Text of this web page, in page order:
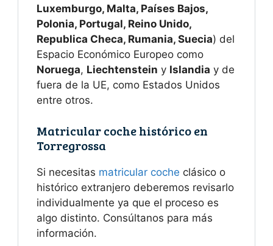
Luxemburgo, Malta, Países Bajos,
Polonia, Portugal, Reino Unido,
Republica Checa, Rumania, Suecia) del
Espacio Económico Europeo como
Noruega, Liechtenstein y Islandia y de
fuera de la UE, como Estados Unidos
entre otros.
Matricular coche histórico en
Torregrossa
Si necesitas matricular coche clásico o
histórico extranjero deberemos revisarlo
individualmente ya que el proceso es
algo distinto. Consúltanos para más
información.